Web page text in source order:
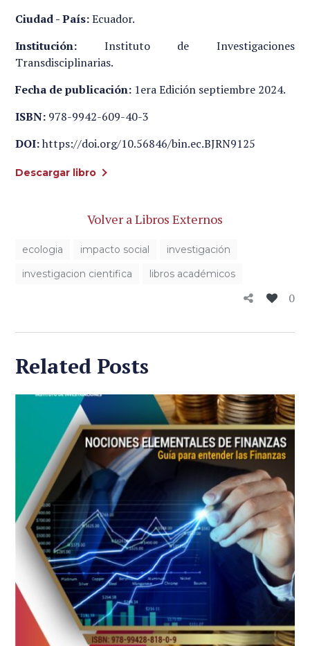
Ciudad - País:Ecuador.
Institución: Instituto de Investigaciones
Transdisciplinarias.
Fecha de publicación: 1era Edición septiembre 2024.
ISBN: 978-9942-609-40-3
DOI: https://doi.org/10.56846/bin.ec.BJRN9125
Descargar libro
Volver a Libros Externos
ecologia impacto social
investigación
investigacion cientifica
libros académicos
0
Related Posts